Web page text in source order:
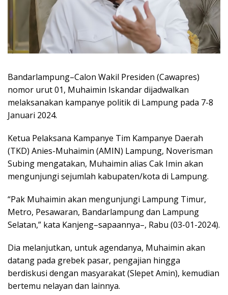
Bandarlampung–Calon Wakil Presiden (Cawapres)
nomor urut 01, Muhaimin Iskandar dijadwalkan
melaksanakan kampanye politik di Lampung pada 7-8
Januari 2024.
Ketua Pelaksana Kampanye Tim Kampanye Daerah
(TKD) Anies-Muhaimin (AMIN) Lampung, Noverisman
Subing mengatakan, Muhaimin alias Cak Imin akan
mengunjungi sejumlah kabupaten/kota di Lampung.
“Pak Muhaimin akan mengunjungi Lampung Timur,
Metro, Pesawaran, Bandarlampung dan Lampung
Selatan,” kata Kanjeng–sapaannya–, Rabu (03-01-2024).
Dia melanjutkan, untuk agendanya, Muhaimin akan
datang pada grebek pasar, pengajian hingga
berdiskusi dengan masyarakat (Slepet Amin), kemudian
bertemu nelayan dan lainnya.